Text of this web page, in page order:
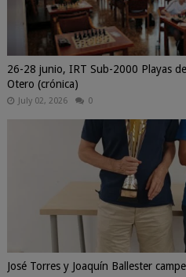
26-28 junio, IRT Sub-2000 Playas
Otero (crónica)
July 02, 2026 0
José Torres y Joaquín Ballester